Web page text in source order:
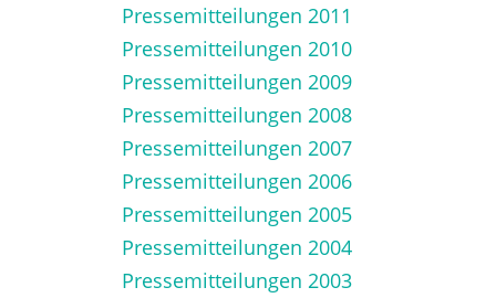
Pressemitteilungen 2011
Pressemitteilungen 2010
Pressemitteilungen 2009
Pressemitteilungen 2008
Pressemitteilungen 2007
Pressemitteilungen 2006
Pressemitteilungen 2005
Pressemitteilungen 2004
Pressemitteilungen 2003